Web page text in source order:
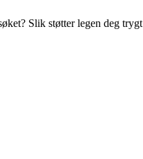
Slik støtter legen deg